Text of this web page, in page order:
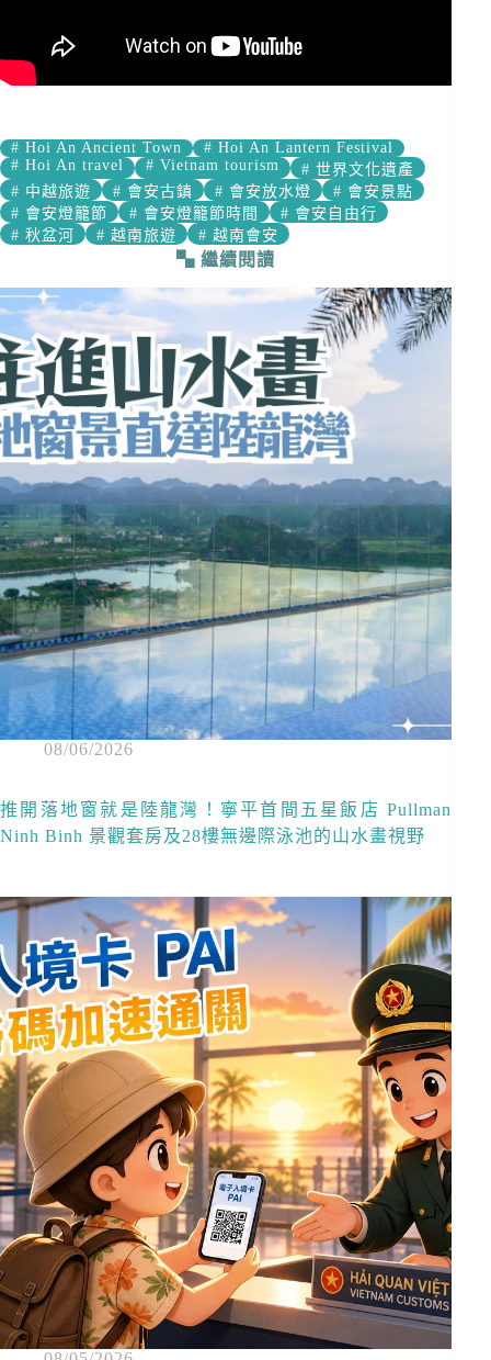
# Hoi An Ancient Town # Hoi An Lantern Festival
# Hoi An travel # Vietnam tourism # 世界文化遺產
# 中越旅遊 # 會安古鎮 # 會安放水燈 # 會安景點
# 會安燈籠節 # 會安燈籠節時間 # 會安自由行
# 秋盆河 # 越南旅遊 # 越南會安
繼續閱讀
08/06/2026
推開落地窗就是陸龍灣！寧平首間五星飯店 Pullman
Ninh Binh 景觀套房及28樓無邊際泳池的山水畫視野